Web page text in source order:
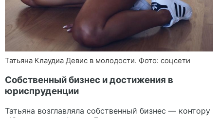
Татьяна Клаудиа Девис в молодости. Фото: соцсети
Собственный бизнес и достижения в
юриспруденции
Татьяна возглавляла собственный бизнес — контору